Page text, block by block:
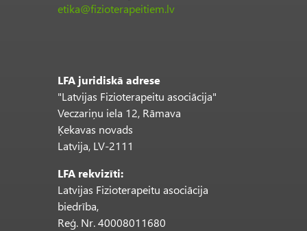
etika@fizioterapeitiem.lv
LFA juridiskā adrese
"Latvijas Fizioterapeitu asociācija"
Veczariņu iela 12, Rāmava
Ķekavas novads
Latvija, LV-2111
LFA rekvizīti:
Latvijas Fizioterapeitu asociācija
biedrība,
Reģ. Nr. 40008011680